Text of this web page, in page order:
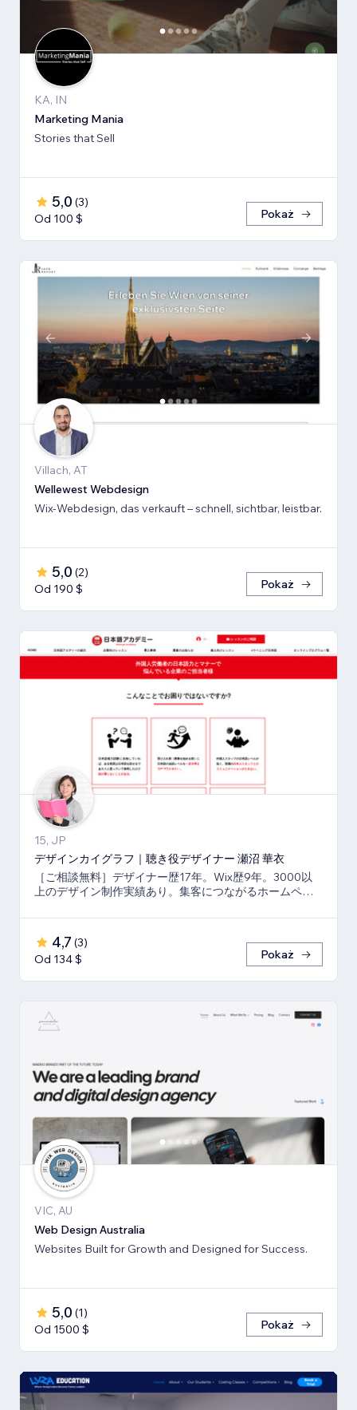
KA, IN
Marketing Mania
Stories that Sell
5,0 (3)
Od 100 $
Pokaż
Villach, AT
Wellewest Webdesign
Wix-Webdesign, das verkauft – schnell, sichtbar, leistbar.
5,0 (2)
Od 190 $
Pokaż
15, JP
デザインカイグラフ｜聴き役デザイナー 瀬沼 華衣
［ご相談無料］デザイナー歴17年。Wix歴9年。3000以
上のデザイン制作実績あり。集客につながるホームペー
4,7 (3)
Od 134 $
Pokaż
VIC, AU
Web Design Australia
Websites Built for Growth and Designed for Success.
5,0 (1)
Od 1500 $
Pokaż